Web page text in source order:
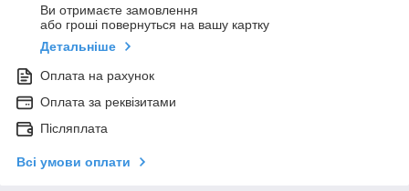
Ви отримаєте замовлення
або гроші повернуться на вашу картку
Детальніше
Оплата на рахунок
Оплата за реквізитами
Післяплата
Всі умови оплати